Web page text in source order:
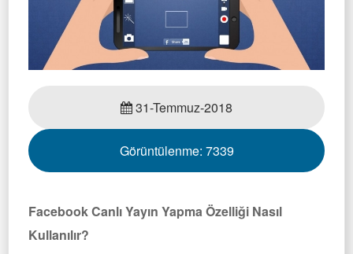
31-Temmuz-2018
Görüntülenme: 7339
Facebook Canlı Yayın Yapma Özelliği Nasıl
Kullanılır?